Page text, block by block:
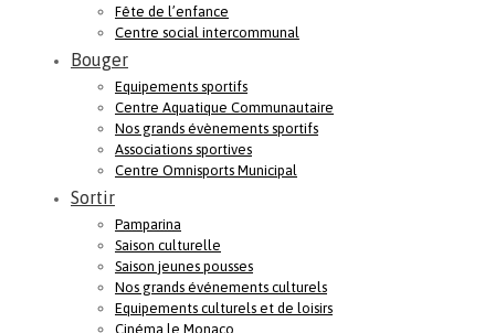
Fête de l’enfance
Centre social intercommunal
Bouger
Equipements sportifs
Centre Aquatique Communautaire
Nos grands évènements sportifs
Associations sportives
Centre Omnisports Municipal
Sortir
Pamparina
Saison culturelle
Saison jeunes pousses
Nos grands événements culturels
Equipements culturels et de loisirs
Cinéma le Monaco